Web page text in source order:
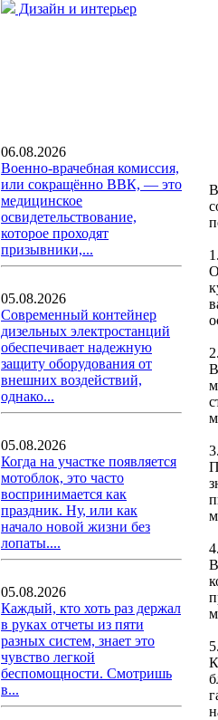
Дизайн и интерьер
06.08.2026
Военно-врачебная комиссия,
или сокращённо ВВК, — это
медицинское
освидетельствование,
которое проходят
призывники,...
05.08.2026
Современный контейнер
дизельных электростанций
обеспечивает надежную
защиту оборудования от
внешних воздействий,
однако...
05.08.2026
Когда на участке появляется
мотоблок, это часто
воспринимается как
праздник. Ну, или как
начало новой жизни без
лопаты....
05.08.2026
Каждый, кто хоть раз держал
в руках отчеты из пяти
разных систем, знает это
чувство легкой
беспомощности. Смотришь
в...